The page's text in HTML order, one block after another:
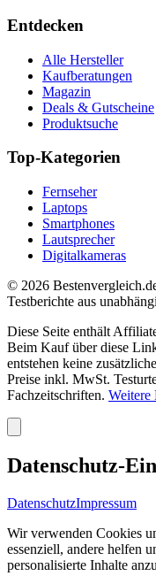
Entdecken
Alle Hersteller
Kaufberatungen
Magazin
Deals & Gutscheine
Produktsuche
Top-Kategorien
Fernseher
Laptops
Smartphones
Lautsprecher
Digitalkameras
© 2026
Testberichte aus
Diese Seite enthält
Beim Kauf über diese
entstehen keine
Preise inkl. MwSt.
Fachzeitschriften. Weitere
Datenschutz-
DatenschutzImpressum
Wir verwenden Cookies
essenziell, andere helfen
personalisierte Inhalte